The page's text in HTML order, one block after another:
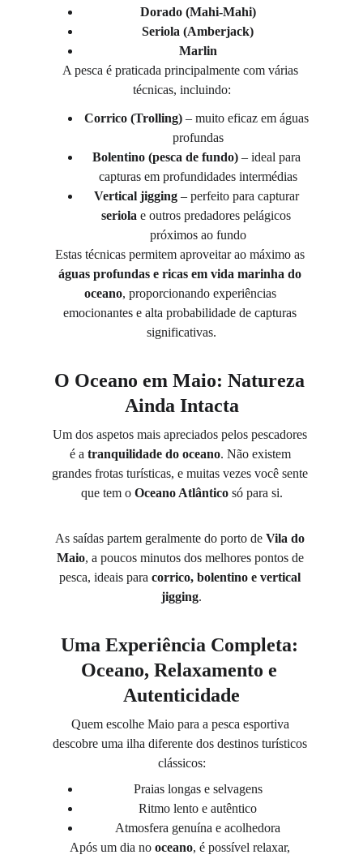
Dorado (Mahi-Mahi)
Seriola (Amberjack)
Marlin
A pesca é praticada principalmente com várias
técnicas, incluindo:
Corrico (Trolling) – muito eficaz em águas
profundas
Bolentino (pesca de fundo) – ideal para
capturas em profundidades intermédias
Vertical jigging – perfeito para capturar
seriola e outros predadores pelágicos
próximos ao fundo
Estas técnicas permitem aproveitar ao máximo as
águas profundas e ricas em vida marinha do
oceano, proporcionando experiências
emocionantes e alta probabilidade de capturas
significativas.
O Oceano em Maio: Natureza
Ainda Intacta
Um dos aspetos mais apreciados pelos pescadores
é a tranquilidade do oceano. Não existem
grandes frotas turísticas, e muitas vezes você sente
que tem o Oceano Atlântico só para si.
As saídas partem geralmente do porto de Vila do
Maio, a poucos minutos dos melhores pontos de
pesca, ideais para corrico, bolentino e vertical
jigging.
Uma Experiência Completa:
Oceano, Relaxamento e
Autenticidade
Quem escolhe Maio para a pesca esportiva
descobre uma ilha diferente dos destinos turísticos
clássicos:
Praias longas e selvagens
Ritmo lento e autêntico
Atmosfera genuína e acolhedora
Após um dia no oceano, é possível relaxar,